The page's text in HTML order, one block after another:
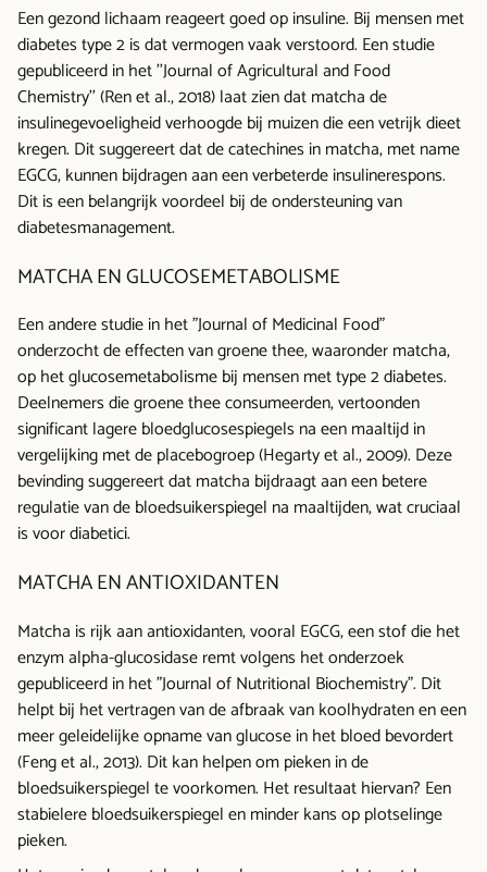
Een gezond lichaam reageert goed op insuline. Bij mensen met
diabetes type 2 is dat vermogen vaak verstoord. Een studie
gepubliceerd in het ''Journal of Agricultural and Food
Chemistry'' (Ren et al., 2018) laat zien dat matcha de
insulinegevoeligheid verhoogde bij muizen die een vetrijk dieet
kregen. Dit suggereert dat de catechines in matcha, met name
EGCG, kunnen bijdragen aan een verbeterde insulinerespons.
Dit is een belangrijk voordeel bij de ondersteuning van
diabetesmanagement.
MATCHA EN GLUCOSEMETABOLISME
Een andere studie in het "Journal of Medicinal Food"
onderzocht de effecten van groene thee, waaronder matcha,
op het glucosemetabolisme bij mensen met type 2 diabetes.
Deelnemers die groene thee consumeerden, vertoonden
significant lagere bloedglucosespiegels na een maaltijd in
vergelijking met de placebogroep (Hegarty et al., 2009). Deze
bevinding suggereert dat matcha bijdraagt aan een betere
regulatie van de bloedsuikerspiegel na maaltijden, wat cruciaal
is voor diabetici.
MATCHA EN ANTIOXIDANTEN
Matcha is rijk aan antioxidanten, vooral EGCG, een stof die het
enzym alpha-glucosidase remt volgens het onderzoek
gepubliceerd in het "Journal of Nutritional Biochemistry". Dit
helpt bij het vertragen van de afbraak van koolhydraten en een
meer geleidelijke opname van glucose in het bloed bevordert
(Feng et al., 2013). Dit kan helpen om pieken in de
bloedsuikerspiegel te voorkomen. Het resultaat hiervan? Een
stabielere bloedsuikerspiegel en minder kans op plotselinge
pieken.